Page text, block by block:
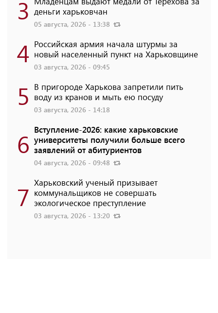
3 деньги харьковчан
05 августа, 2026 - 13:38
4 Российская армия начала штурмы за
новый населенный пункт на Харьковщине
03 августа, 2026 - 09:45
5 В пригороде Харькова запретили пить
воду из кранов и мыть ею посуду
03 августа, 2026 - 14:18
6 Вступление-2026: какие харьковские
университеты получили больше всего
заявлений от абитуриентов
04 августа, 2026 - 09:48
7 Харьковский ученый призывает
коммунальщиков не совершать
экологическое преступление
03 августа, 2026 - 13:20